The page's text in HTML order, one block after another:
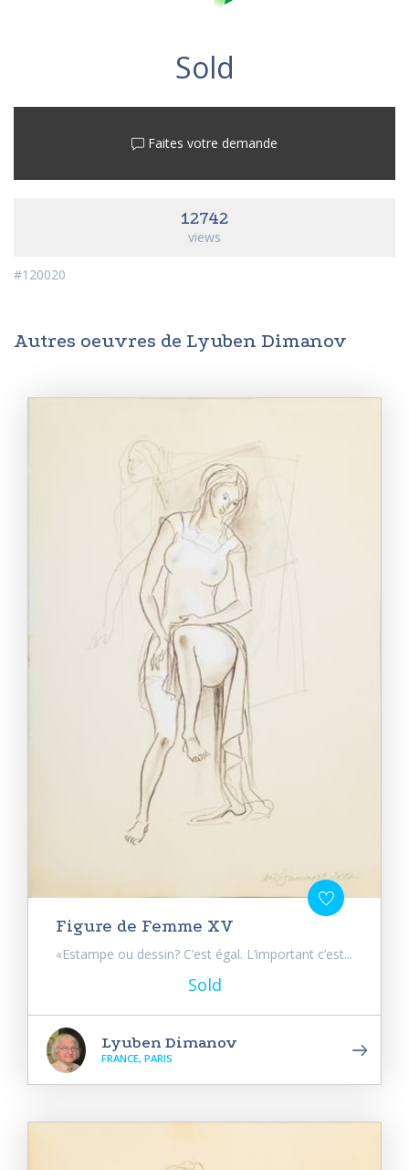
Sold
Faites votre demande
12742
views
#120020
Autres oeuvres de Lyuben Dimanov
Figure de Femme XV
«Estampe ou dessin? C’est égal. L’important c’est...
Sold
Lyuben Dimanov
FRANCE, PARIS